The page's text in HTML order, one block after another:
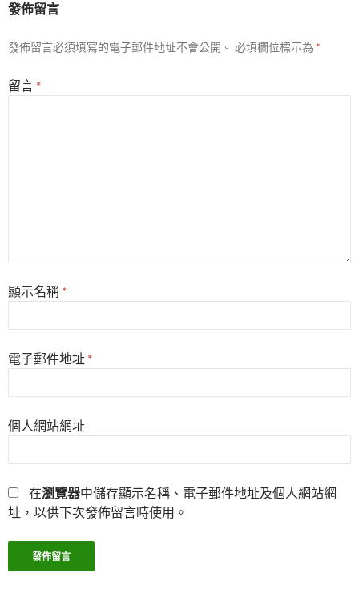
發佈留言
發佈留言必須填寫的電子郵件地址不會公開。 必填欄位標示為 *
留言 *
顯示名稱 *
電子郵件地址 *
個人網站網址
在瀏覽器中儲存顯示名稱、電子郵件地址及個人網站網
址，以供下次發佈留言時使用。